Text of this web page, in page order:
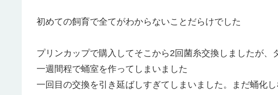
初めての飼育で全てがわからないことだらけでした
プリンカップで購入してそこから2回菌糸交換しましたが、
一週間程で蛹室を作ってしまいました
一回目の交換を引き延ばしすぎてしまいました。まだ蛹化